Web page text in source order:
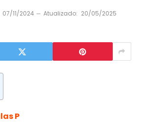
07/11/2024 Atualizado: 20/05/2025
P